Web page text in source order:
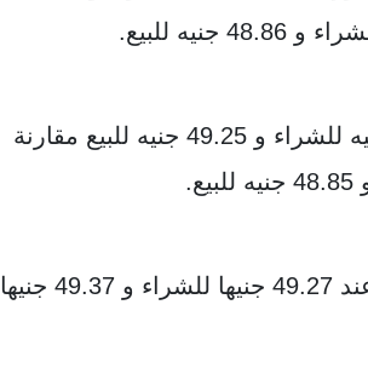
وفي بنك مصر، ارتفع سعر الدولار إلى 49.15 جنيه للشراء و 49.25 جنيه للبيع مقارنة
أما في بنك QNB مصر، فقد ارتفع سعر الدولار عند 49.27 جنيها للشراء و 49.37 جنيها